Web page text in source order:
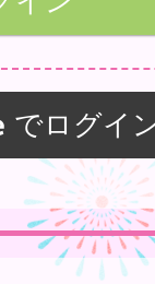
でログイ